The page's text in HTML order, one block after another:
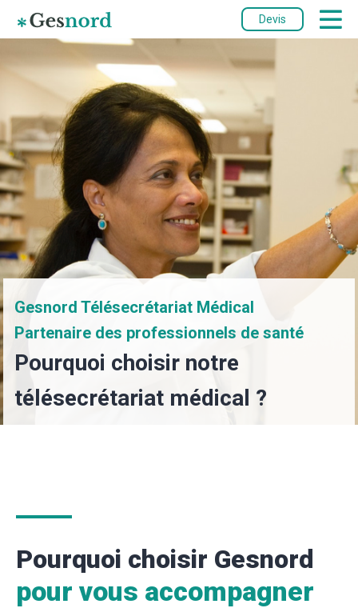
Devis
Gesnord Télésecrétariat Médical
Partenaire des professionnels de santé
Pourquoi choisir notre
télésecrétariat médical ?
Pourquoi choisir Gesnord
pour vous accompagner